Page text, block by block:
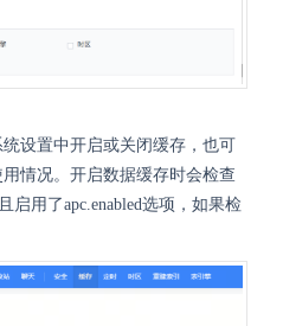
设置中开启或关闭缓存，也可
情况。开启数据缓存时会检查
启用了apc.enabled选项，如果检